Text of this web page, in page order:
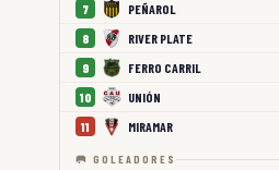
7 PEÑAROL
8 RIVER PLATE
9 FERRO CARRIL
10 UNIÓN
11 MIRAMAR
🥅 GOLEADORES